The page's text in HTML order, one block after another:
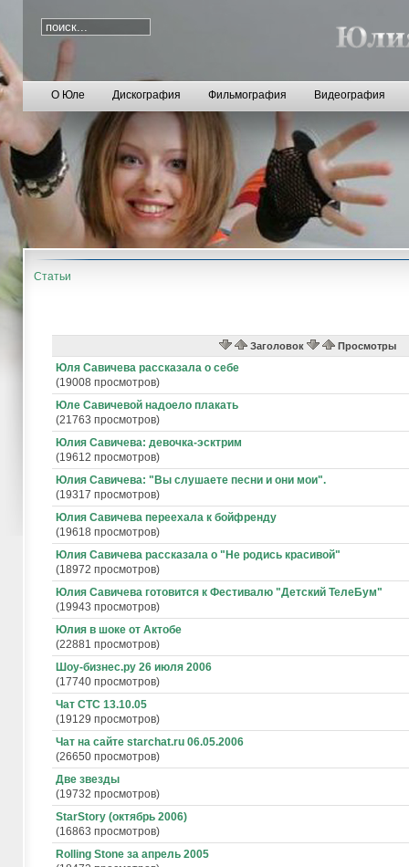
О Юле Дискография Фильмография Видеография
Статьи
Заголовок Просмотры
Юля Савичева рассказала о себе
(19008 просмотров)
Юле Савичевой надоело плакать
(21763 просмотров)
Юлия Савичева: девочка-эсктрим
(19612 просмотров)
Юлия Савичева: "Вы слушаете песни и они мои".
(19317 просмотров)
Юлия Савичева переехала к бойфренду
(19618 просмотров)
Юлия Савичева рассказала о "Не родись красивой"
(18972 просмотров)
Юлия Савичева готовится к Фестивалю "Детский ТелеБум"
(19943 просмотров)
Юлия в шоке от Актобе
(22881 просмотров)
Шоу-бизнес.ру 26 июля 2006
(17740 просмотров)
Чат СТС 13.10.05
(19129 просмотров)
Чат на сайте starchat.ru 06.05.2006
(26650 просмотров)
Две звезды
(19732 просмотров)
StarStory (октябрь 2006)
(16863 просмотров)
Rolling Stone за апрель 2005